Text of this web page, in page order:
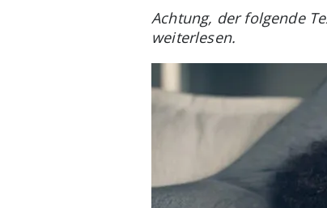
Achtung, der folgende
weiterlesen.